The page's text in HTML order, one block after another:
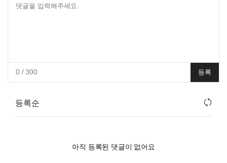
0/ 300 등록
등록순
아직 등록된 댓글이 없어요